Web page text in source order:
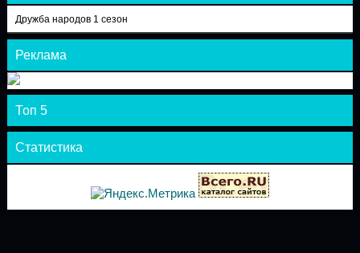
Дружба народов 1 сезон
Реклама
Топ 5
Статистика